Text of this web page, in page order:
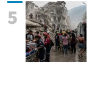
5